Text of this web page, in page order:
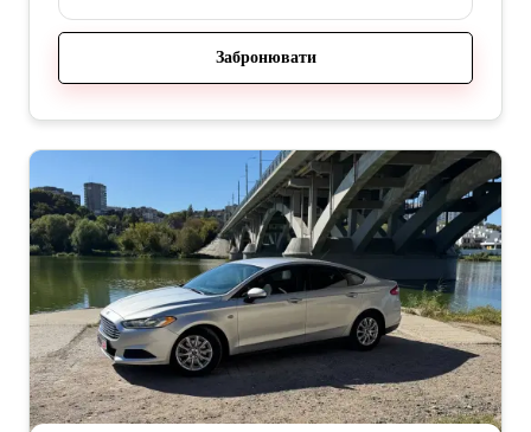
Забронювати